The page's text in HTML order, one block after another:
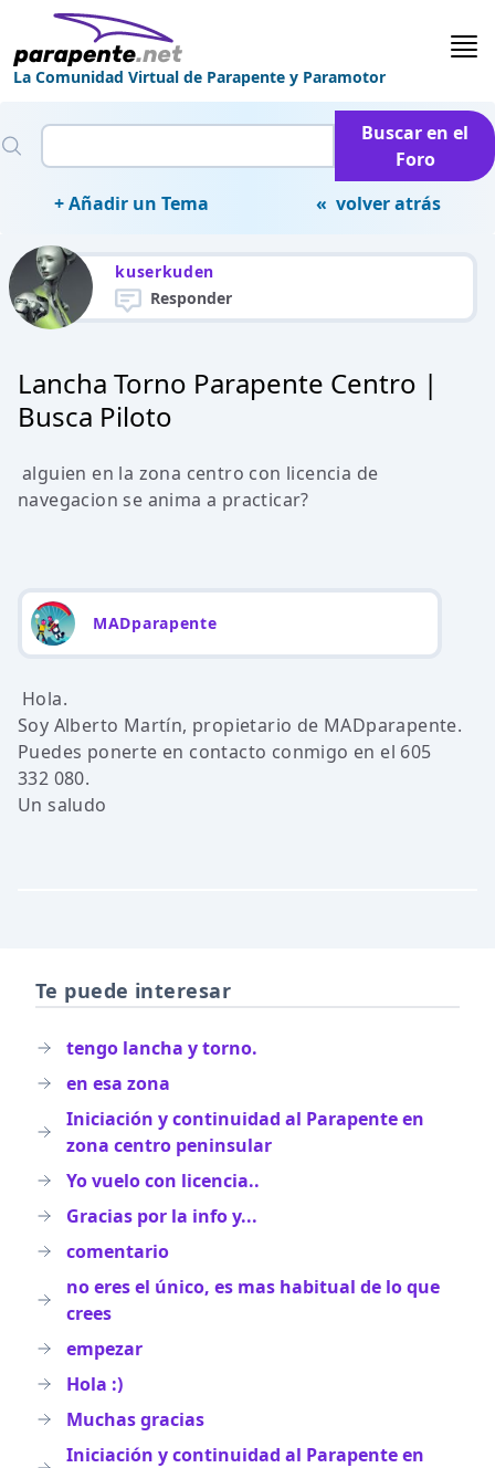
La Comunidad Virtual de Parapente y Paramotor
Buscar en el
Foro
+ Añadir un Tema
« volver atrás
kuserkuden
Responder
Lancha Torno Parapente Centro |
Busca Piloto
alguien en la zona centro con licencia de
navegacion se anima a practicar?
MADparapente
Hola.
Soy Alberto Martín, propietario de MADparapente.
Puedes ponerte en contacto conmigo en el 605
332 080.
Un saludo
Te puede interesar
tengo lancha y torno.
en esa zona
Iniciación y continuidad al Parapente en
zona centro peninsular
Yo vuelo con licencia..
Gracias por la info y...
comentario
no eres el único, es mas habitual de lo que
crees
empezar
Hola :)
Muchas gracias
Iniciación y continuidad al Parapente en